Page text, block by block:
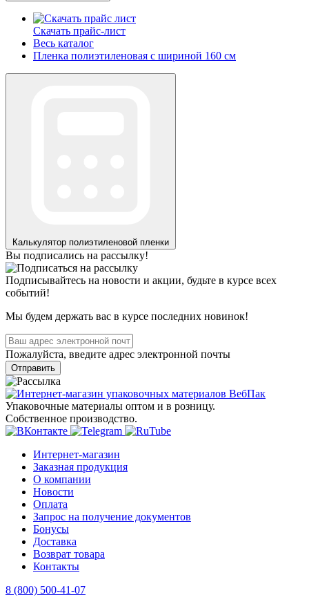
Скачать прайс-лист
Весь каталог
Пленка полиэтиленовая с шириной 160 см
Калькулятор полиэтиленовой пленки
Вы подписались на рассылку!
Подписывайтесь на новости и акции, будьте в курсе всех
событий!
Мы будем держать вас в курсе последних новинок!
Пожалуйста, введите адрес электронной почты
Отправить
Упаковочные материалы оптом и в розницу.
Собственное производство.
Интернет-магазин
Заказная продукция
О компании
Новости
Оплата
Запрос на получение документов
Бонусы
Доставка
Возврат товара
Контакты
8 (800) 500-41-07